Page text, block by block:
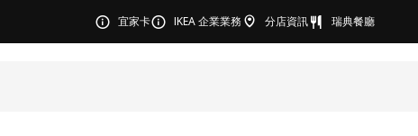
宜家卡 IKEA 企業業務 分店資訊 瑞典餐廳